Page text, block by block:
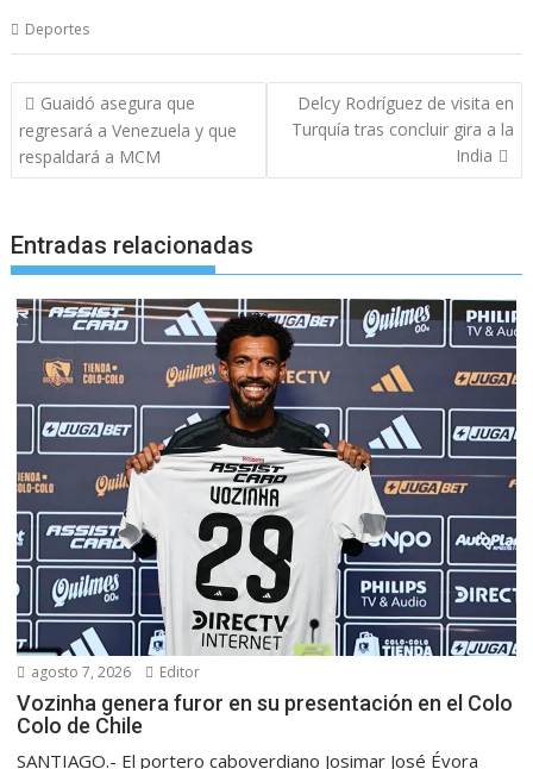
Deportes
Navegación
de
entradas
Guaidó asegura que
regresará a Venezuela y que
respaldará a MCM
Delcy Rodríguez de visita en
Turquía tras concluir gira a la
India
Entradas relacionadas
agosto 7, 2026 Editor
Vozinha genera furor en su presentación en el Colo
Colo de Chile
SANTIAGO.- El portero caboverdiano Josimar José Évora